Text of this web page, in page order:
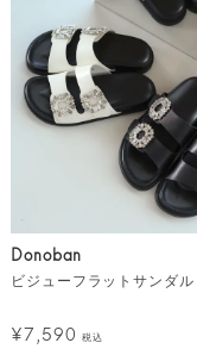
Donoban
ビジューフラットサンダル
¥7,590 税込